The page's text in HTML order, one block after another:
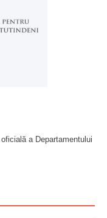
a Departamentului